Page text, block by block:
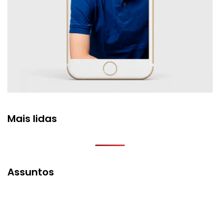
Mais lidas
Assuntos